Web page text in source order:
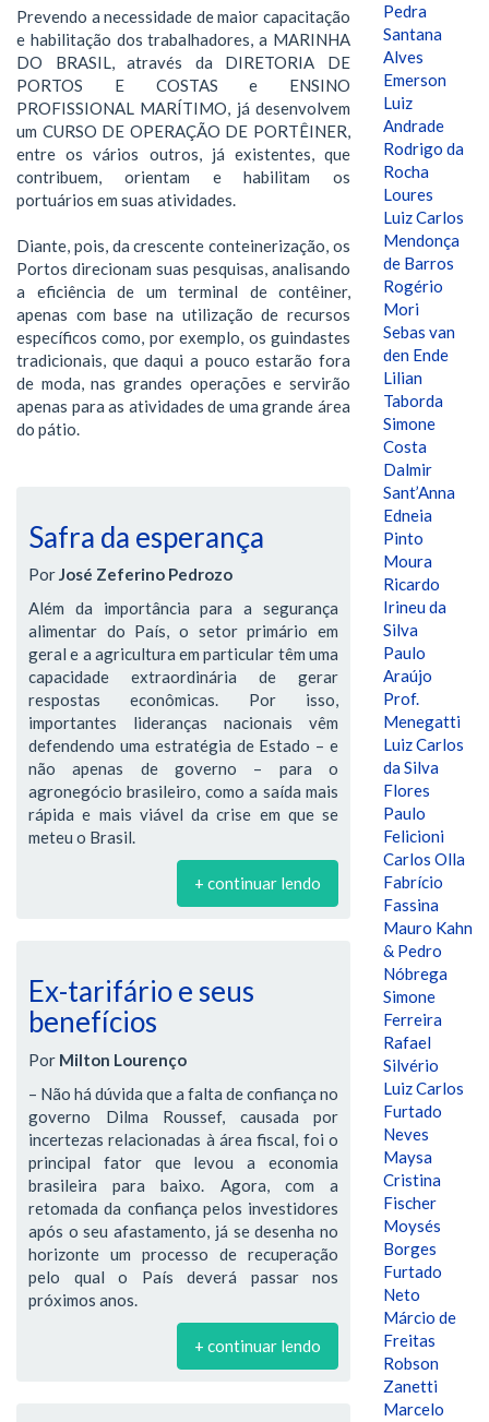
Prevendo a necessidade de maior capacitação
e habilitação dos trabalhadores, a MARINHA
DO BRASIL, através da DIRETORIA DE
PORTOS E COSTAS e ENSINO
PROFISSIONAL MARÍTIMO, já desenvolvem
um CURSO DE OPERAÇÃO DE PORTÊINER,
entre os vários outros, já existentes, que
contribuem, orientam e habilitam os
portuários em suas atividades.
Diante, pois, da crescente conteinerização, os
Portos direcionam suas pesquisas, analisando
a eficiência de um terminal de contêiner,
apenas com base na utilização de recursos
específicos como, por exemplo, os guindastes
tradicionais, que daqui a pouco estarão fora
de moda, nas grandes operações e servirão
apenas para as atividades de uma grande área
do pátio.
Safra da esperança
PorJosé Zeferino Pedrozo
Além da importância para a segurança
alimentar do País, o setor primário em
geral e a agricultura em particular têm uma
capacidade extraordinária de gerar
respostas econômicas. Por isso,
importantes lideranças nacionais vêm
defendendo uma estratégia de Estado – e
não apenas de governo – para o
agronegócio brasileiro, como a saída mais
rápida e mais viável da crise em que se
meteu o Brasil.
+ continuar lendo
Ex-tarifário e seus
benefícios
Por Milton Lourenço
– Não há dúvida que a falta de confiança no
governo Dilma Roussef, causada por
incertezas relacionadas à área fiscal, foi o
principal fator que levou a economia
brasileira para baixo. Agora, com a
retomada da confiança pelos investidores
após o seu afastamento, já se desenha no
horizonte um processo de recuperação
pelo qual o País deverá passar nos
próximos anos.
+ continuar lendo
Pedra
Santana
Alves
Emerson
Luiz
Andrade
Rodrigo da
Rocha
Loures
Luiz Carlos
Mendonça
de Barros
Rogério
Mori
Sebas van
den Ende
Lilian
Taborda
Simone
Costa
Dalmir
Sant’Anna
Edneia
Pinto
Moura
Ricardo
Irineu da
Silva
Paulo
Araújo
Prof.
Menegatti
Luiz Carlos
da Silva
Flores
Paulo
Felicioni
Carlos Olla
Fabrício
Fassina
Mauro Kahn
& Pedro
Nóbrega
Simone
Ferreira
Rafael
Silvério
Luiz Carlos
Furtado
Neves
Maysa
Cristina
Fischer
Moysés
Borges
Furtado
Neto
Márcio de
Freitas
Robson
Zanetti
Marcelo